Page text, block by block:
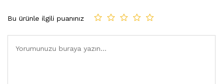
Bu ürünle ilgili puanınız